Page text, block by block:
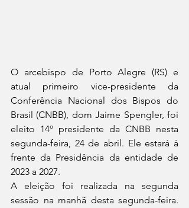
O arcebispo de Porto Alegre (RS) e
atual primeiro vice-presidente da
Conferência Nacional dos Bispos do
Brasil (CNBB), dom Jaime Spengler, foi
eleito 14º presidente da CNBB nesta
segunda-feira, 24 de abril. Ele estará à
frente da Presidência da entidade de
2023 a 2027.
A eleição foi realizada na segunda
sessão na manhã desta segunda-feira.